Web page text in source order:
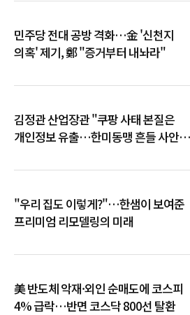
민주당 전대 공방 격화…金 '신천지
의혹' 제기, 鄭 "증거부터 내놔라"
김정관 산업장관 "쿠팡 사태 본질은
개인정보 유출…한미동맹 흔들 사안
"우리 집도 이렇게?"…한샘이 보여준
프리미엄 리모델링의 미래
美 반도체 악재·외인 순매도에 코스피
4% 급락…반면 코스닥 800선 탈환